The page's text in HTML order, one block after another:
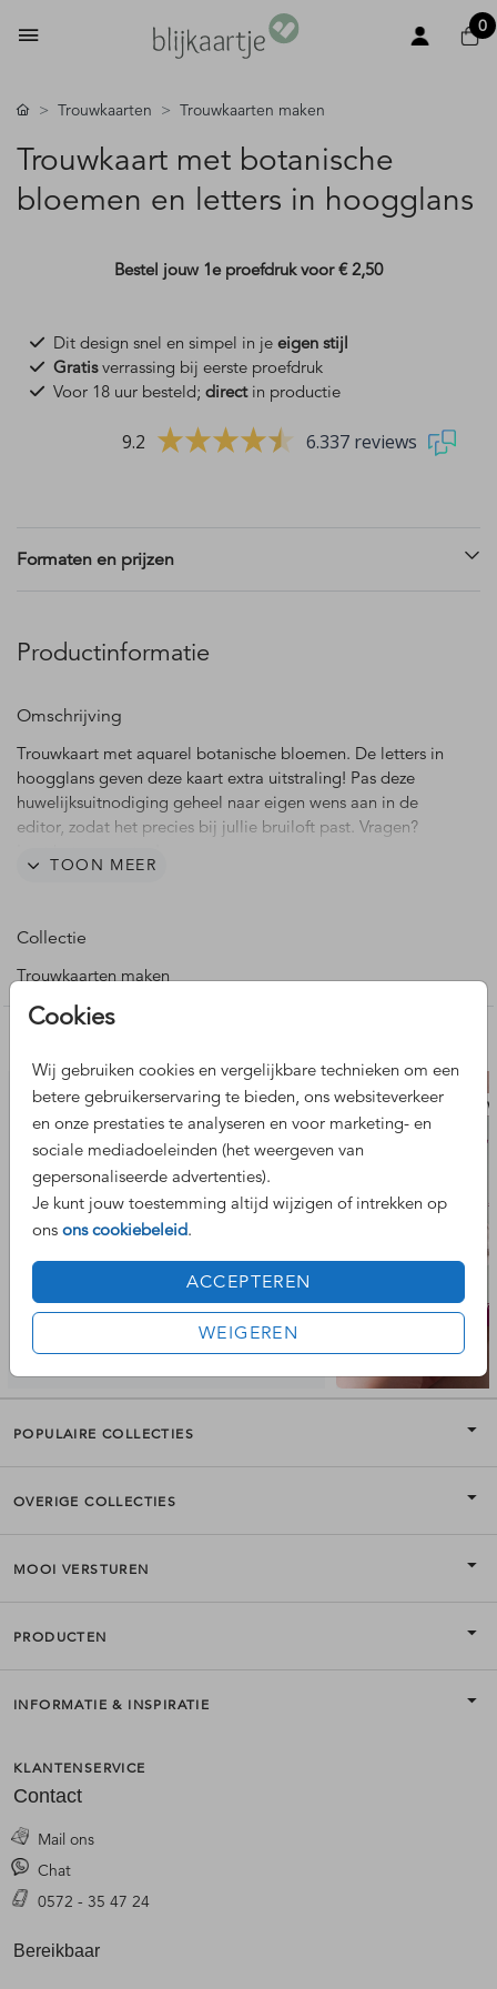
0
Cookies
Wij gebruiken cookies en vergelijkbare technieken om een
betere gebruikerservaring te bieden, ons websiteverkeer
en onze prestaties te analyseren en voor marketing- en
sociale mediadoeleinden (het weergeven van
gepersonaliseerde advertenties).
Je kunt jouw toestemming altijd wijzigen of intrekken op
ons ons cookiebeleid.
ACCEPTEREN
WEIGEREN
Trouwkaarten Trouwkaarten maken
Trouwkaart met botanische
bloemen en letters in hoogglans
Bestel jouw 1e proefdruk voor€ 2,50
Dit design snel en simpel in je eigen stijl
Gratisverrassing bij eerste proefdruk
Voor 18 uur besteld; directin productie
9.2 6.337 reviews
Formaten en prijzen
Productinformatie
Omschrijving
Trouwkaart met aquarel botanische bloemen. De letters in
hoogglans geven deze kaart extra uitstraling! Pas deze
huwelijksuitnodiging geheel naar eigen wens aan in de
editor, zodat het precies bij jullie bruiloft past. Vragen?
TOON MEER
Collectie
Trouwkaarten maken
POPULAIRE COLLECTIES
OVERIGE COLLECTIES
MOOI VERSTUREN
PRODUCTEN
INFORMATIE & INSPIRATIE
KLANTENSERVICE
Contact
Mail ons
Chat
0572 - 35 47 24
Bereikbaar